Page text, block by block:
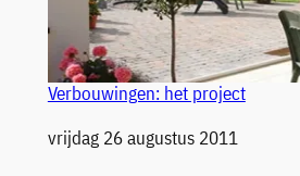
Verbouwingen: het project
Datum
vrijdag 26 augustus 2011